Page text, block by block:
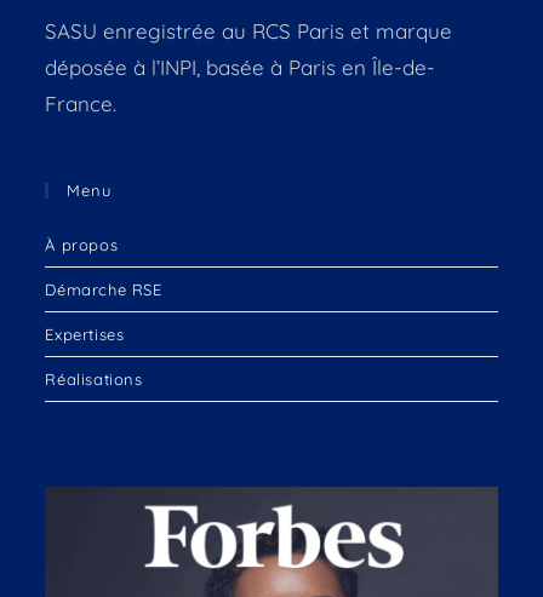
SASU enregistrée au RCS Paris et marque
déposée à l’INPI, basée à Paris en Île-de-
France.
Menu
À propos
Démarche RSE
Expertises
Réalisations